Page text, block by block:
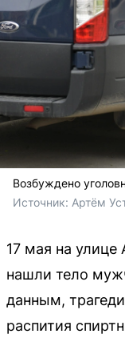
Возбуждено
Источник: Артём
17 мая на улице
нашли тело
данным,
распития